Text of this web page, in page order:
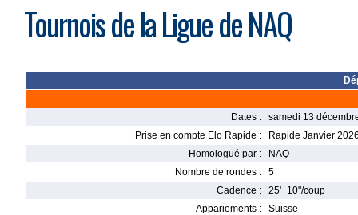
Tournois de la Ligue de NAQ
Dates :
samedi 13
Prise en compte Elo Rapide :
Rapide Janvier
Homologué par :
NAQ
Nombre de rondes :
5
Cadence :
25'+10"/coup
Appariements :
Suisse